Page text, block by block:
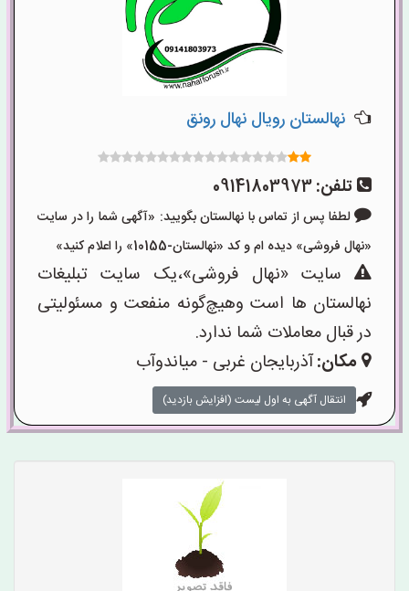
نهالستان رویال نهال رونق
تلفن:09141803973
لطفا پس از تماس با نهالستان بگویید: «آگهی شما را در سایت
«نهال فروشی» دیده ام و کد «نهالستان-10155» را اعلام کنید»
سایت «نهال فروشی»،یک سایت تبلیغات
نهالستان ها است وهیچ‌گونه منفعت و مسئولیتی
در قبال معاملات شما ندارد.
مکان:آذربایجان غربی - میاندوآب
انتقال آگهی به اول لیست (افزایش بازدید)